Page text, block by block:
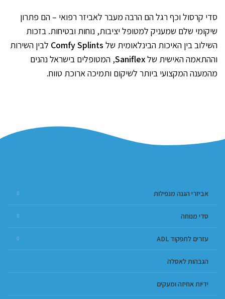
סדי קרסול וכף רגל הם הרבה מעבר לאביזר רפואי – הם פתרון
שיקומי שלם שמעניק למטופל יציבות, נוחות ובטיחות. בזכות
השילוב בין האיכות הבינלאומית של Comfy Splints לבין השירות
וההתאמה האישית שלSaniflex, המטופלים בישראל נהנים
מהמענה המקצועי ביותר לשיקום ותמיכה ארוכת טווח.
אביזרי הגנה מנפילות
סדי מנוחה
עזרים לתפקוד ADL
הגבהות לאסלה
ידיות אחיזה ומעקים